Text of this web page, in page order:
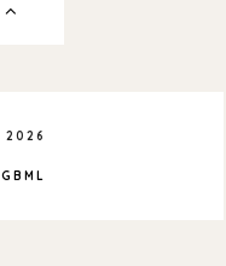
2026
GBML